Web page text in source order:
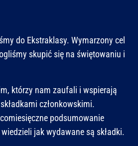
do Ekstraklasy. Wymarzony cel
skupić się na świętowaniu i
którzy nam zaufali i wspierają
członkowskimi.
podsumowanie
jak wydawane są składki.